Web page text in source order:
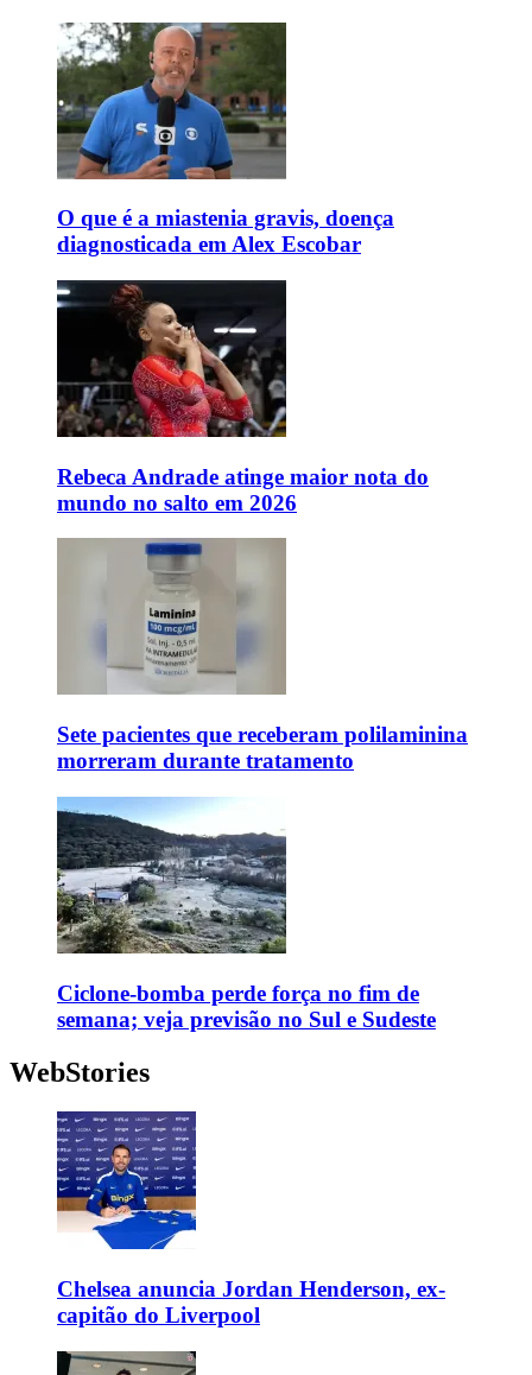
O que é a miastenia gravis, doença
diagnosticada em Alex Escobar
Rebeca Andrade atinge maior nota do
mundo no salto em 2026
Sete pacientes que receberam polilaminina
morreram durante tratamento
Ciclone-bomba perde força no fim de
semana; veja previsão no Sul e Sudeste
WebStories
Chelsea anuncia Jordan Henderson, ex-
capitão do Liverpool